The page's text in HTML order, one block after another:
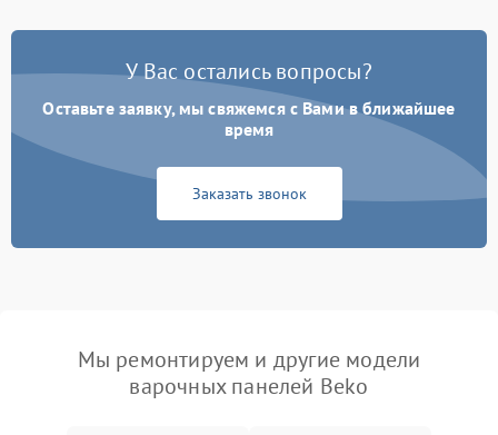
У Вас остались вопросы?
Оставьте заявку, мы свяжемся с Вами в ближайшее
время
Заказать звонок
Мы ремонтируем и другие модели
варочных панелей Beko